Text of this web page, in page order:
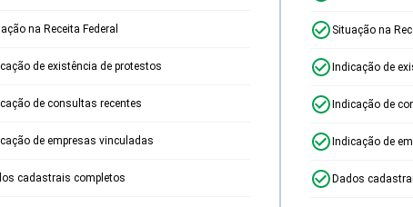
na Receita Federal
de existência de protestos
de consultas recentes
de empresas vinculadas
cadastrais completos
Situação na
Indicação de
Indicação de
Indicação de
Dados